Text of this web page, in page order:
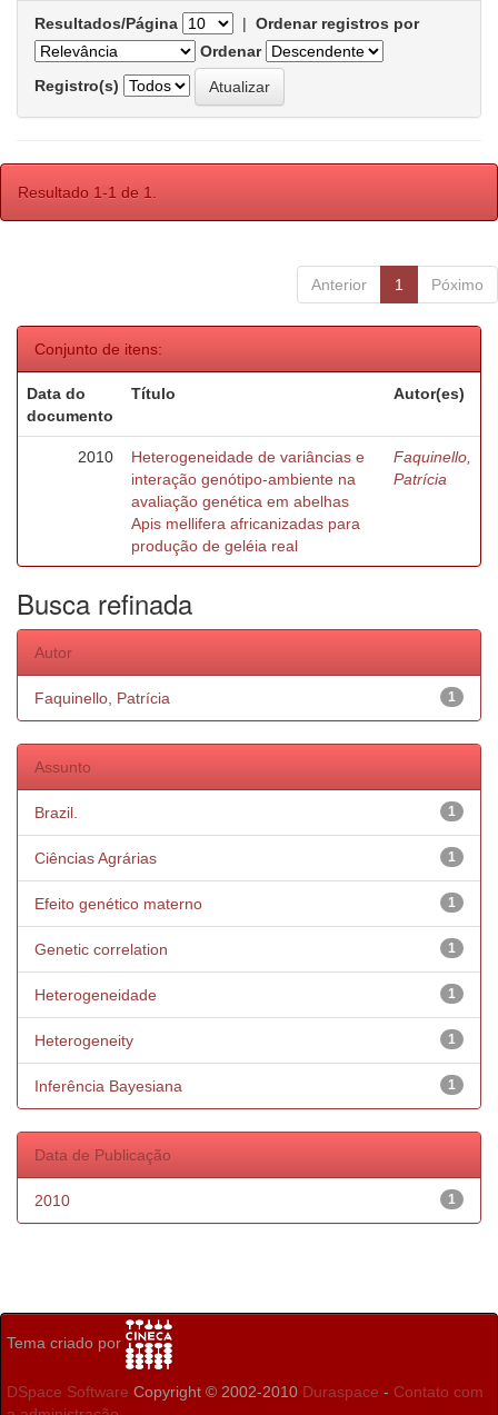
Resultados/Página | Ordenar registros por
Ordenar
Registro(s)
Resultado 1-1 de 1.
Anterior 1 Póximo
Conjunto de itens:
Data do
documento
Título Autor(es)
2010
Heterogeneidade de variâncias e
interação genótipo-ambiente na
avaliação genética em abelhas
Apis mellifera africanizadas para
produção de geléia real
Faquinello,
Patrícia
Busca refinada
Autor
1
Faquinello, Patrícia
Assunto
1
Brazil.
1
Ciências Agrárias
1
Efeito genético materno
1
Genetic correlation
1
Heterogeneidade
1
Heterogeneity
1
Inferência Bayesiana
Data de Publicação
1
2010
Tema criado por
DSpace Software Copyright © 2002-2010 Duraspace - Contato com